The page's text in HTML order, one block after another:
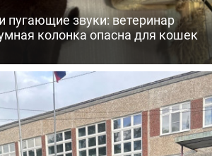
пугающие звуки: ветеринар
колонка опасна для кошек